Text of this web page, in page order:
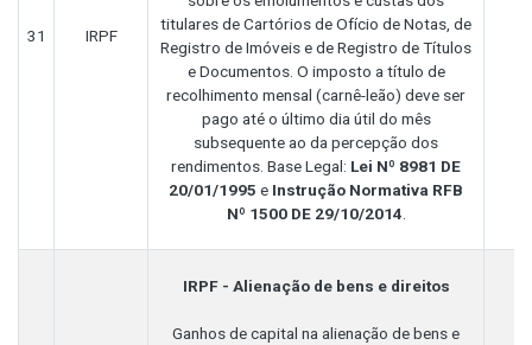
31 IRPF
titulares de Cartórios de Ofício de Notas, de
Registro de Imóveis e de Registro de Títulos
e Documentos. O imposto a título de
recolhimento mensal (carnê-leão) deve ser
pago até o último dia útil do mês
subsequente ao da percepção dos
rendimentos. Base Legal: Lei Nº 8981 DE
20/01/1995 e Instrução Normativa RFB
Nº 1500 DE 29/10/2014
IRPF - Alienação de bens e direitos
Ganhos de capital na alienação de bens e